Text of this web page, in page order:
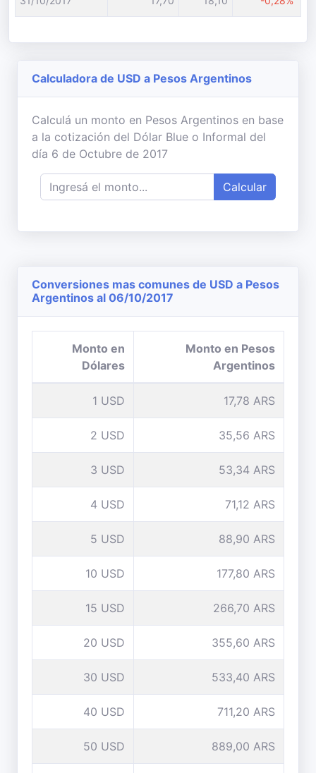
Calculadora de USD a Pesos Argentinos
Calculá un monto en Pesos Argentinos en base
a la cotización del Dólar Blue o Informal del
día 6 de Octubre de 2017
Calcular
Conversiones mas comunes de USD a Pesos
Argentinos al 06/10/2017
Monto en
Dólares
Monto en Pesos
Argentinos
1 USD 17,78 ARS
2 USD 35,56 ARS
3 USD 53,34 ARS
4 USD 71,12 ARS
5 USD 88,90 ARS
10 USD 177,80 ARS
15 USD 266,70 ARS
20 USD 355,60 ARS
30 USD 533,40 ARS
40 USD 711,20 ARS
50 USD 889,00 ARS